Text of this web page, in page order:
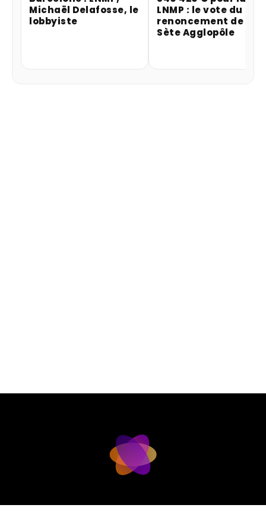
Michaël Delafosse, le
lobbyiste
LNMP : le vote du
renoncement de
Sète Agglopôle